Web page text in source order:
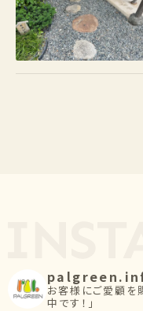
お客様にご愛顧を
中です！」